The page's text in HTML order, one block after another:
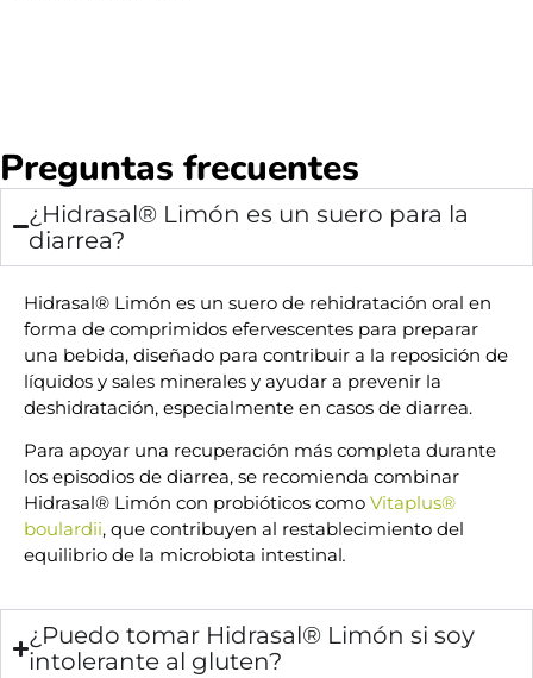
Preguntas frecuentes
¿Hidrasal® Limón es un suero para la
diarrea?
Hidrasal® Limón es un suero de rehidratación oral en
forma de comprimidos efervescentes para preparar
una bebida, diseñado para contribuir a la reposición de
líquidos y sales minerales y ayudar a prevenir la
deshidratación, especialmente en casos de diarrea.
Para apoyar una recuperación más completa durante
los episodios de diarrea, se recomienda combinar
Hidrasal® Limón con probióticos como Vitaplus®
boulardii, que contribuyen al restablecimiento del
equilibrio de la microbiota intestinal.
¿Puedo tomar Hidrasal® Limón si soy
intolerante al gluten?